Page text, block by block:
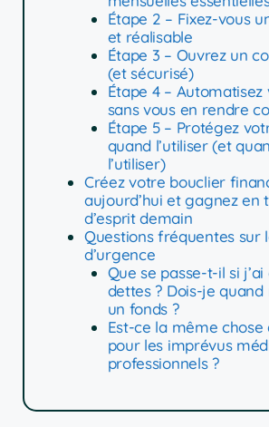
Étape 2 – Fixez-vous
et réalisable
Étape 3 – Ouvrez un
(et sécurisé)
Étape 4 –
sans vous en rendre
Étape 5 – Protégez
quand l’utiliser (et
l’utiliser)
Créez votre bouclier
aujourd’hui et gagnez en
d’esprit demain
Questions fréquentes sur
d’urgence
Que se passe-t-il si
dettes ? Dois-je
un fonds ?
Est-ce la même chose
pour les imprévus
professionnels ?